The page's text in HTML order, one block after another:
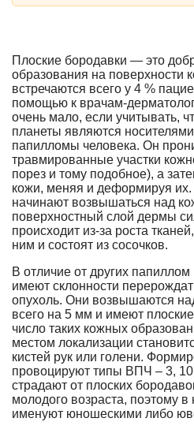
Плоские бородавки — это
образования на поверхности
встречаются всего у 4 %
помощью к врачам-
очень мало, если учитывать,
планеты являются
папилломы человека. Он
травмированные участки
порез и тому подобное), а
кожи, меняя и деформируя
начинают возвышаться над
поверхностный слой дермы
происходит из-за роста
ним и состоят из сосочков.
В отличие от других
имеют склонности
опухоль. Они возвышаются
всего на 5 мм и имеют
число таких кожных
местом локализации
кистей рук или голени.
провоцируют типы ВПЧ – 3,
страдают от плоских
молодого возраста, поэтому
именуют юношескими либо